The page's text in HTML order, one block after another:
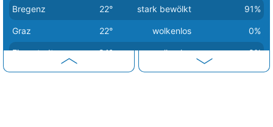
Bregenz 22° stark bewölkt 91%
Graz 22° wolkenlos 0%
Eisenstadt 24° wolkenlos 0%
Linz 25° Sprühregen 89%